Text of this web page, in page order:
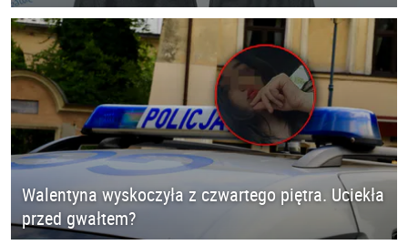
Walentyna wyskoczyła z czwartego piętra. Uciekła
przed gwałtem?